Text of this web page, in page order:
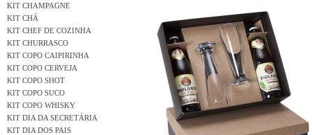
KIT CHAMPAGNE
KIT CHÁ
KIT CHEF DE COZINHA
KIT CHURRASCO
KIT COPO CAIPIRINHA
KIT COPO CERVEJA
KIT COPO SHOT
KIT COPO SUCO
KIT COPO WHISKY
KIT DIA DA SECRETÁRIA
KIT DIA DOS PAIS